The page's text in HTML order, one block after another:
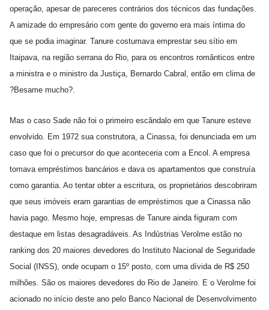
operação, apesar de pareceres contrários dos técnicos das fundações.
A amizade do empresário com gente do governo era mais íntima do
que se podia imaginar. Tanure costumava emprestar seu sítio em
Itaipava, na região serrana do Rio, para os encontros românticos entre
a ministra e o ministro da Justiça, Bernardo Cabral, então em clima de
?Besame mucho?.
Mas o caso Sade não foi o primeiro escândalo em que Tanure esteve
envolvido. Em 1972 sua construtora, a Cinassa, foi denunciada em um
caso que foi o precursor do que aconteceria com a Encol. A empresa
tomava empréstimos bancários e dava os apartamentos que construía
como garantia. Ao tentar obter a escritura, os proprietários descobriram
que seus imóveis eram garantias de empréstimos que a Cinassa não
havia pago. Mesmo hoje, empresas de Tanure ainda figuram com
destaque em listas desagradáveis. As Indústrias Verolme estão no
ranking dos 20 maiores devedores do Instituto Nacional de Seguridade
Social (INSS), onde ocupam o 15º posto, com uma dívida de R$ 250
milhões. São os maiores devedores do Rio de Janeiro. E o Verolme foi
acionado no início deste ano pelo Banco Nacional de Desenvolvimento